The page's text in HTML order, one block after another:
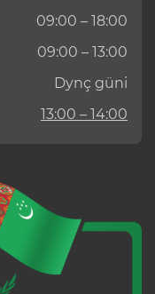
09:00 – 18:00
09:00 – 13:00
Dynç güni
13:00 – 14:00